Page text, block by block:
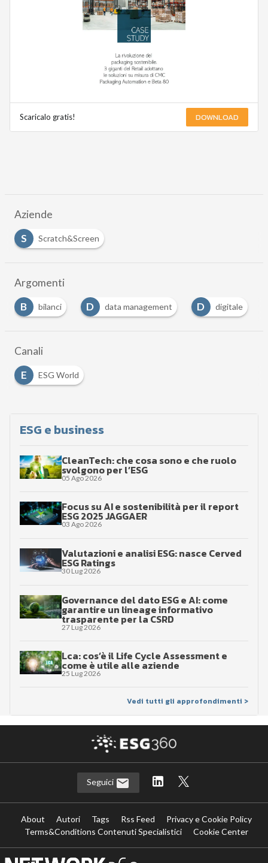
Scaricalo gratis! DOWNLOAD
Aziende
S
Scratch&Screen
Argomenti
D
data management D digitale L
logistica
Canali
E
ESG World
ESG e business
CleanTech: che cosa sono e che ruolo
svolgono per l’ESG
05 Ago 2026
Focus su AI e sostenibilità per il report
ESG 2025 JAGGAER
03 Ago 2026
Valutazioni e analisi ESG: nasce Cerved
ESG Ratings
30 Lug 2026
Governance del dato ESG e AI: come
garantire un lineage informativo
trasparente per la CSRD
27 Lug 2026
Lca: cos’è il Life Cycle Assessment e
come è utile alle aziende
25 Lug 2026
Vedi tutti gli approfondimenti >
Seguici
About Autori Tags Rss Feed
Privacy e Cookie Policy
Terms&Conditions Contenuti Specialistici
Cookie Center